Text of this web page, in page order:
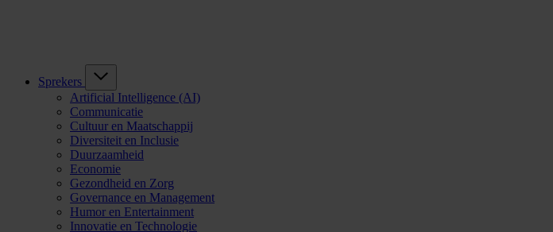
Sprekers
Artificial Intelligence (AI)
Communicatie
Cultuur en Maatschappij
Diversiteit en Inclusie
Duurzaamheid
Economie
Gezondheid en Zorg
Governance en Management
Humor en Entertainment
Innovatie en Technologie